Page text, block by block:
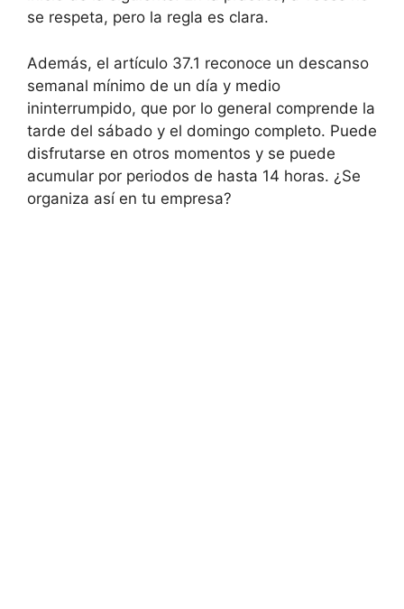
se respeta, pero la regla es clara.
Además, el artículo 37.1 reconoce un descanso
semanal mínimo de un día y medio
ininterrumpido, que por lo general comprende la
tarde del sábado y el domingo completo. Puede
disfrutarse en otros momentos y se puede
acumular por periodos de hasta 14 horas. ¿Se
organiza así en tu empresa?